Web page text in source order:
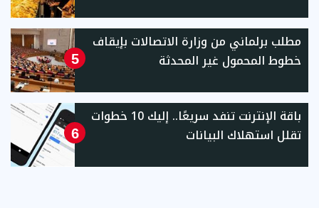
5
مطلب برلماني من وزارة الاتصالات بإيقاف
خطوط المحمول غير المحدثة
6
باقة الإنترنت تنفد سريعًا.. إليك 10 خطوات
تقلل استهلاك البيانات